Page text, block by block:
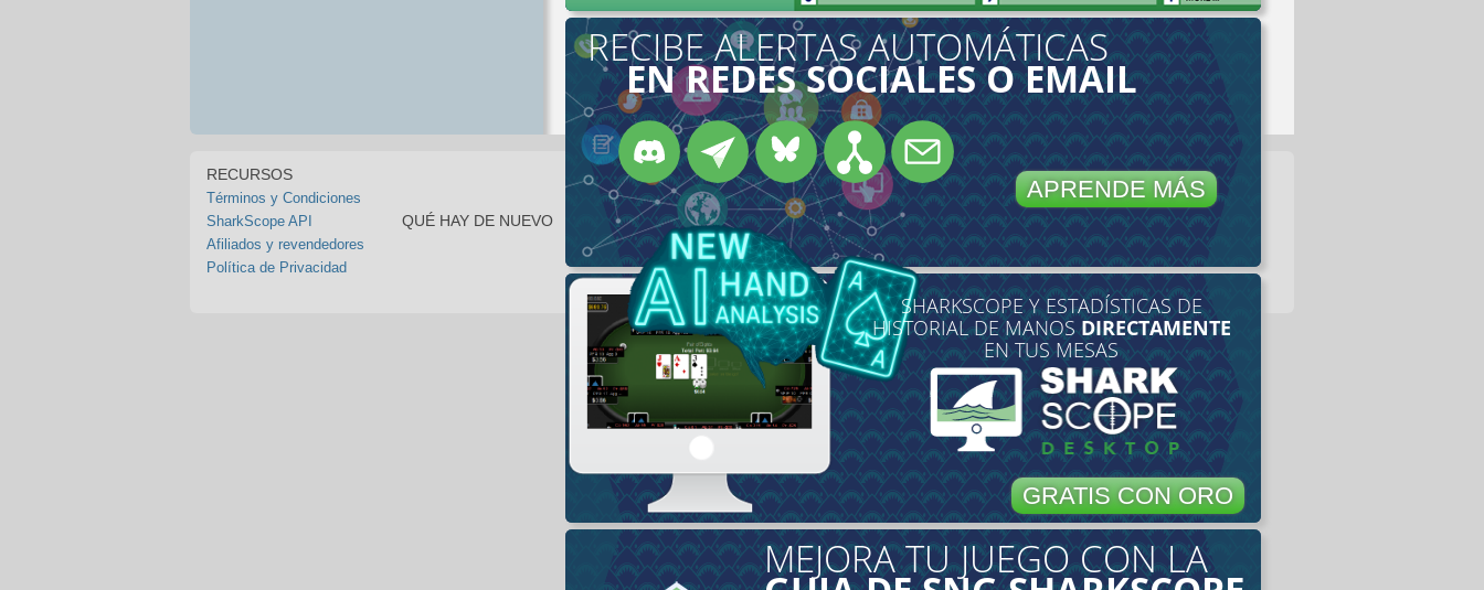
RECIBE ALERTAS AUTOMÁTICAS
EN REDES SOCIALES O EMAIL
APRENDE MÁS
SHARKSCOPE Y ESTADÍSTICAS DE
HISTORIAL DE MANOSDIRECTAMENTE
EN TUS MESAS
GRATIS CON ORO
MEJORA TU JUEGO CON LA
RECURSOS
Términos y Condiciones
SharkScope API
Afiliados y revendedores
Política de Privacidad
QUÉ HAY DE NUEVO